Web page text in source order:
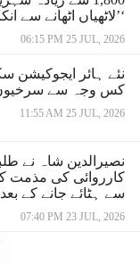
’لاٹھیاں اٹھانے سے انکار کریں‘
06:15 PM 25 JUL, 2026
نئے ہائر ایجوکیشن
کس وجہ سے سرخیوں
11:55 AM 25 JUL, 2026
نصیرالدین شاہ نے
کارروائی کی مذمت
سے ہٹائے جانے کے
07:40 PM 23 JUL, 2026